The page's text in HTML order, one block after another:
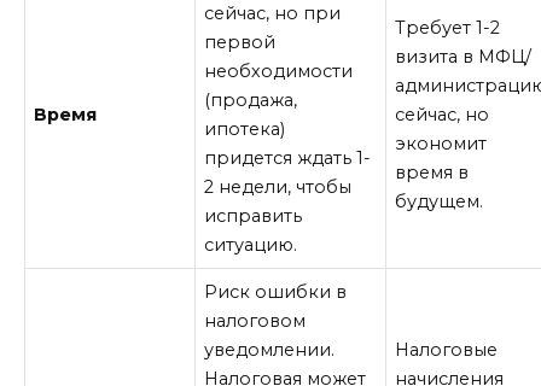
Время
сейчас, но при
первой
необходимости
(продажа,
ипотека)
придется ждать 1-
2 недели, чтобы
исправить
ситуацию.
Требует 1-2
визита в МФЦ/
сейчас, но
экономит
время в
будущем.
Риск ошибки в
налоговом
уведомлении.
Налоговая может
Налоговые
начисления